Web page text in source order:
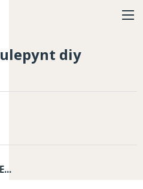
diy